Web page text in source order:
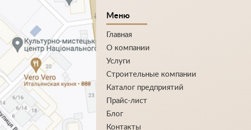
Меню
Главная
О компании
Услуги
Строительные компании
Каталог предприятий
Прайс-лист
Блог
Контакты